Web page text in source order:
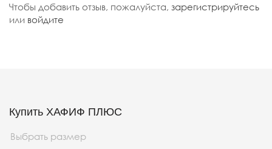
Чтобы добавить отзыв, пожалуйста, зарегистрируйтесь
или войдите
Купить ХАФИФ ПЛЮС
Выбрать размер